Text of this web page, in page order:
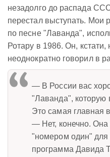
незадолго до распада
перестал выступать. Мои
по песне "Лаванда",
Ротару в 1986. Он,
неоднократно говорил в
— В России вас
"Лаванда", которую
Это самая главная
— Нет, конечно.
"номером один" для
программа Давида